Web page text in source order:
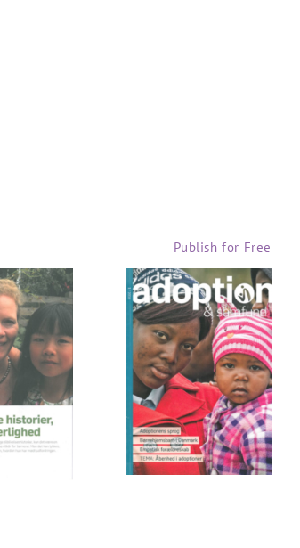
Publish for Free
Adoption